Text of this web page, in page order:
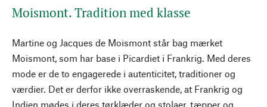
Moismont. Tradition med klasse
Martine og Jacques de Moismont står bag mærket
Moismont, som har base i Picardiet i Frankrig. Med deres
mode er de to engagerede i autenticitet, traditioner og
værdier. Det er derfor ikke overraskende, at Frankrig og
Indien mødes i deres tørklæder og stolaer, tæpper og